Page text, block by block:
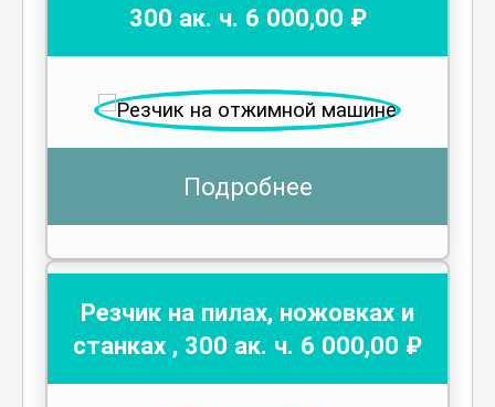
300 ак. ч. 6 000,00 ₽
Подробнее
Резчик на пилах, ножовках и
станках , 300 ак. ч. 6 000,00 ₽